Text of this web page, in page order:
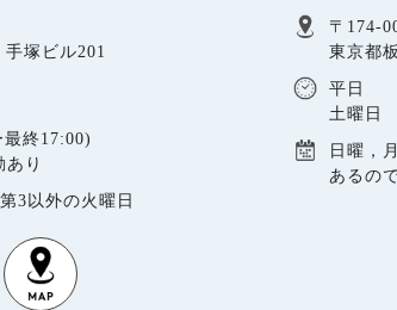
塚ビル201
終17:00)
り
3以外の火曜日
〒174-
東京都
平日
土曜日
日曜，
あるの